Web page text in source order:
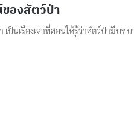
ของสัตว์ป่า
ป็นเรื่องเล่าที่สอนให้รู้ว่าสัตว์ป่ามีบทบ